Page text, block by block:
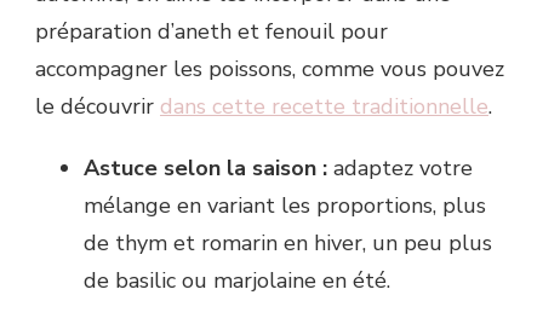
préparation d’aneth et fenouil pour
accompagner les poissons, comme vous pouvez
le découvrir dans cette recette traditionnelle.
Astuce selon la saison : adaptez votre
mélange en variant les proportions, plus
de thym et romarin en hiver, un peu plus
de basilic ou marjolaine en été.